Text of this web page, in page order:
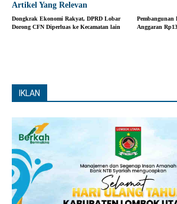
Artikel Yang Relevan
Dongkrak Ekonomi Rakyat, DPRD Lobar
Dorong CFN Diperluas ke Kecamatan lain
Pembangunan
Anggaran
IKLAN